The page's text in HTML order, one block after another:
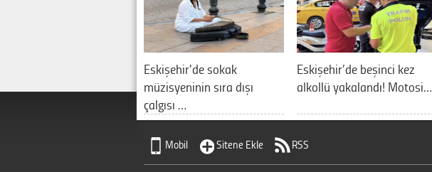
Eskişehir'de sokak
müzisyeninin sıra dışı
çalgısı …
Eskişehir’de beşinci kez
alkollü yakalandı! Motosi…
Mobil Sitene Ekle RSS